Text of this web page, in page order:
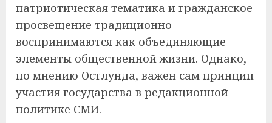
патриотическая тематика и гражданское
просвещение традиционно
воспринимаются как объединяющие
элементы общественной жизни. Однако,
по мнению Остлунда, важен сам принцип
участия государства в редакционной
политике СМИ.